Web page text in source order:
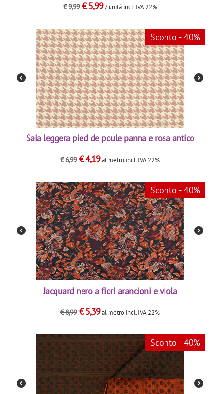
€9,99 €5,99 / unità incl. IVA 22%
Sconto - 40%
Saia leggera pied de poule panna e rosa antico
€6,99 €4,19al metro incl. IVA 22%
Sconto - 40%
Jacquard nero a fiori arancioni e viola
€8,99 €5,39al metro incl. IVA 22%
Sconto - 40%